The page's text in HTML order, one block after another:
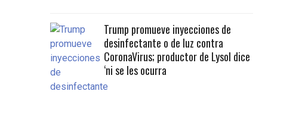
Trump promueve inyecciones de
desinfectante o de luz contra
CoronaVirus; productor de Lysol dice
‘ni se les ocurra